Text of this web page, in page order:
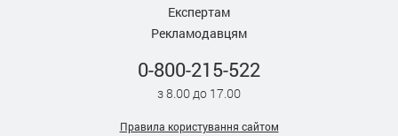
Експертам
Рекламодавцям
0-800-215-522
з 8.00 до 17.00
Правила користування сайтом